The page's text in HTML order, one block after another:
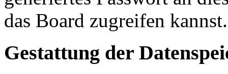
das Board zugreifen kannst.
Gestattung der